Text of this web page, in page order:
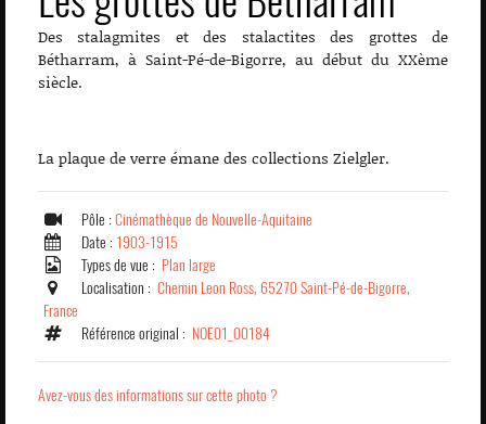
Des stalagmites et des stalactites des grottes de
Bétharram, à Saint-Pé-de-Bigorre, au début du XXème
siècle.
La plaque de verre émane des collections Zielgler.
Pôle : Cinémathèque de Nouvelle-Aquitaine
Date : 1903-1915
Types de vue : Plan large
Localisation : Chemin Leon Ross, 65270 Saint-Pé-de-Bigorre,
France
Référence original : NOE01_00184
Avez-vous des informations sur cette photo ?